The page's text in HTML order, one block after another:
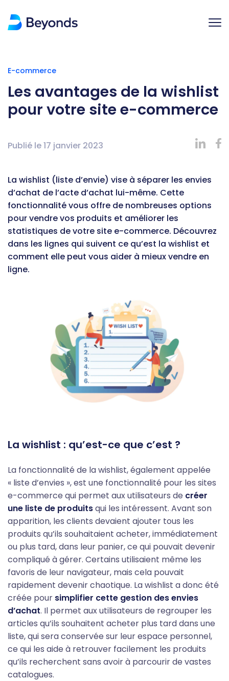
E-commerce
Les avantages de la wishlist
pour votre site e-commerce
Publié le17 janvier 2023
La wishlist (liste d’envie) vise à séparer les envies
d’achat de l’acte d’achat lui-même. Cette
fonctionnalité vous offre de nombreuses options
pour vendre vos produits et améliorer les
statistiques de votre site e-commerce. Découvrez
dans les lignes qui suivent ce qu’est la wishlist et
comment elle peut vous aider à mieux vendre en
ligne.
La wishlist : qu’est-ce que c’est ?
La fonctionnalité de la wishlist, également appelée
« liste d’envies », est une fonctionnalité pour les sites
e-commerce qui permet aux utilisateurs de créer
une liste de produitsqui les intéressent. Avant son
apparition, les clients devaient ajouter tous les
produits qu’ils souhaitaient acheter, immédiatement
ou plus tard, dans leur panier, ce qui pouvait devenir
compliqué à gérer. Certains utilisaient même les
favoris de leur navigateur, mais cela pouvait
rapidement devenir chaotique. La wishlist a donc été
créée pour simplifier cette gestion des envies
d’achat. Il permet aux utilisateurs de regrouper les
articles qu’ils souhaitent acheter plus tard dans une
liste, qui sera conservée sur leur espace personnel,
ce qui les aide à retrouver facilement les produits
qu’ils recherchent sans avoir à parcourir de vastes
catalogues.